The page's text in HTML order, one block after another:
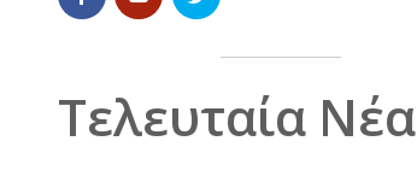
Τελευταία Νέα